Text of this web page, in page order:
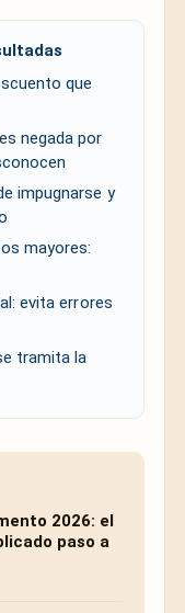
que
negada por
impugnarse y
mayores:
evita errores
tramita la
2026: el
paso a